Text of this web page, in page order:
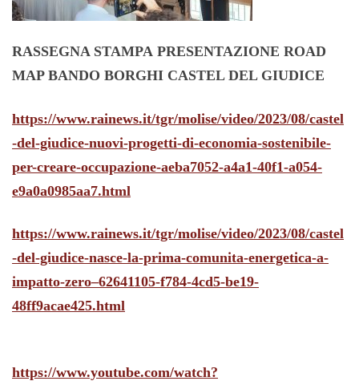
RASSEGNA STAMPA PRESENTAZIONE ROAD
MAP BANDO BORGHI CASTEL DEL GIUDICE
https://www.rainews.it/tgr/molise/video/2023/08/castel
-del-giudice-nuovi-progetti-di-economia-sostenibile-
per-creare-occupazione-aeba7052-a4a1-40f1-a054-
e9a0a0985aa7.html
https://www.rainews.it/tgr/molise/video/2023/08/castel
-del-giudice-nasce-la-prima-comunita-energetica-a-
impatto-zero–62641105-f784-4cd5-be19-
48ff9acae425.html
https://www.youtube.com/watch?